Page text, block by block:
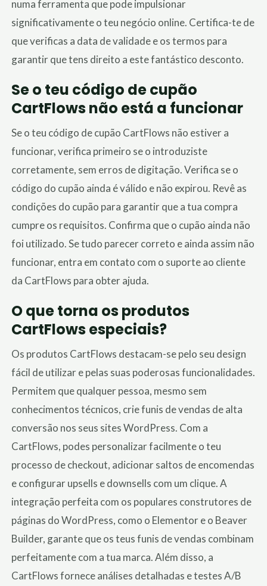
numa ferramenta que pode impulsionar
significativamente o teu negócio online. Certifica-te de
que verificas a data de validade e os termos para
garantir que tens direito a este fantástico desconto.
Se o teu código de cupão
CartFlows não está a funcionar
Se o teu código de cupão CartFlows não estiver a
funcionar, verifica primeiro se o introduziste
corretamente, sem erros de digitação. Verifica se o
código do cupão ainda é válido e não expirou. Revê as
condições do cupão para garantir que a tua compra
cumpre os requisitos. Confirma que o cupão ainda não
foi utilizado. Se tudo parecer correto e ainda assim não
funcionar, entra em contato com o suporte ao cliente
da CartFlows para obter ajuda.
O que torna os produtos
CartFlows especiais?
Os produtos CartFlows destacam-se pelo seu design
fácil de utilizar e pelas suas poderosas funcionalidades.
Permitem que qualquer pessoa, mesmo sem
conhecimentos técnicos, crie funis de vendas de alta
conversão nos seus sites WordPress. Com a
CartFlows, podes personalizar facilmente o teu
processo de checkout, adicionar saltos de encomendas
e configurar upsells e downsells com um clique. A
integração perfeita com os populares construtores de
páginas do WordPress, como o Elementor e o Beaver
Builder, garante que os teus funis de vendas combinam
perfeitamente com a tua marca. Além disso, a
CartFlows fornece análises detalhadas e testes A/B